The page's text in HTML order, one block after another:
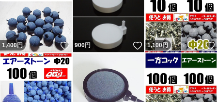
落札後に即発送、翌日発送を要求してくる人が結構います
が事前に質問欄から確認するか他で購入してください。
主に支払手続から1～2、2～3日で発送と設定して出品
し、その通り発送しています。 翌日発送とならない場合
もあります。 勝手な要求通り発送しなかったから「気分
悪い」「誠実ではない」と悪い・どちらでもない 評価し
てきた異常者達がいたので記載しておきます。
1,400円 いいね！
900円 いいね！
1,100円